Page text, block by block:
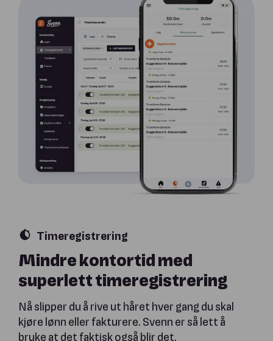
Timeregistrering
Mindre kontortid med
superlett timeregistrering
Nå slipper du å rive ut håret hver gang du skal
kjøre lønn eller fakturere. Svenn er så lett å
bruke at det faktisk også blir det.